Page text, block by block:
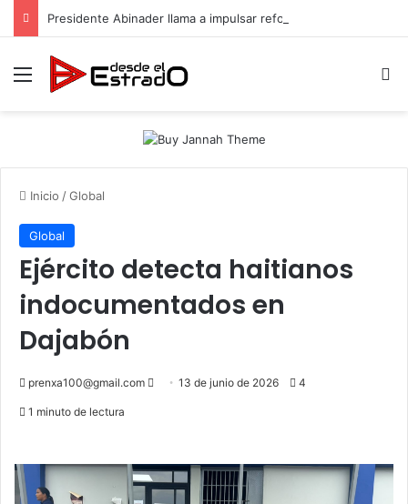
Menú
Inicio /Global
Global
Ejército detecta haitianos
indocumentados en
Dajabón
prenxa100@gmail.com
Send13 de junio de 2026 4
1 minuto de lectura